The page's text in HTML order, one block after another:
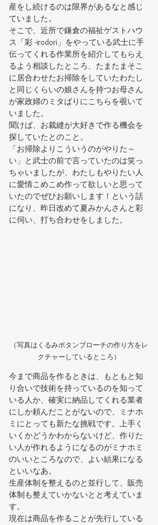
産をし続けるのは限界があるなと感じ
ていました。
そこで、近所で鎌倉の福祉ゲストハウ
ス「彩 -irodori」をやっている武士に手
伝ってくれる作業所を紹介してもらえ
るよう相談したところ、たまたまそこ
に居合わせたお掃除をしていたわたし
と同じくらいの娘さんを持つお母さん
が家政婦のミタばりにこちらを覗いて
いました。
聞けば、お裁縫が大好きで作る機会を
探していたとのこと。
「お掃除よりこういうのがやりた～
い」と武士の前で言っていたのは笑っ
ちゃいましたが、わたしもやりたい人
に愛情こめこめ作って欲しいと思って
いたのでぜひお願いします！という話
になり、昨日改めて夏みかんさんと彩
に伺い、打ち合わせをしました。
（写真はくるみボタンブローチの作り方をレ
クチャーしているところ）
今まで商品を作るときは、もともと知
り合いで技術を持っているのを知って
いる人か、確実に納品してくれる業者
にしか頼んだことがないので、ミナホ
ミにとっても新たな挑戦です。上手く
いくかどうかわからないけど、作りた
い人が作れるようになるのがミナホミ
のいいところなので、よい結果になる
といいなあ。
生産体制を整えるのと並行して、販売
体制も整えていかないとと考えていま
す。
現在は商品を作ることが先行している